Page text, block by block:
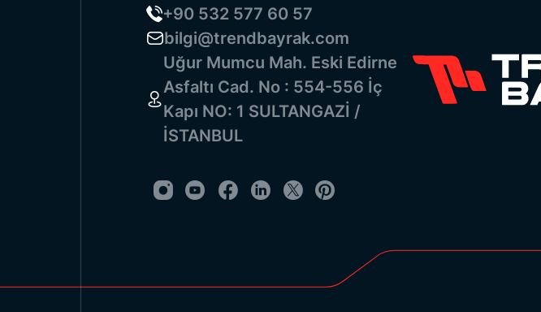
+90 532 577 60 57
bilgi@trendbayrak.com
Uğur Mumcu Mah. Eski Edirne
Asfaltı Cad. No : 554-556 İç
Kapı NO: 1 SULTANGAZİ /
İSTANBUL